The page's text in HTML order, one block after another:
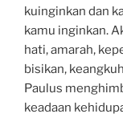
kuinginkan dan
kamu inginkan.
hati, amarah,
bisikan,
Paulus
keadaan